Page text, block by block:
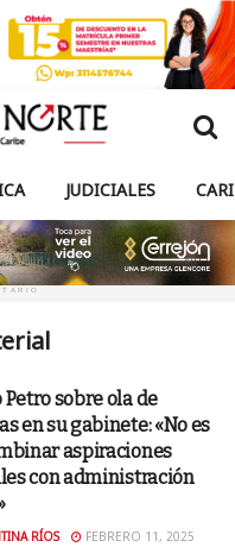
JUDICIALES
Petro sobre ola de
en su gabinete: «No es
aspiraciones
con administración
RÍOS FEBRERO 11, 2025